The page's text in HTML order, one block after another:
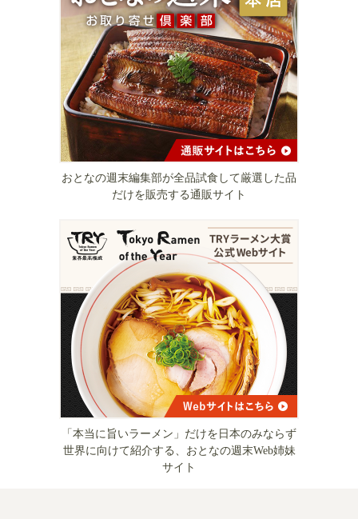
おとなの週末編集部が全品試食して厳選した品
だけを販売する通販サイト
「本当に旨いラーメン」だけを日本のみならず
世界に向けて紹介する、おとなの週末Web姉妹
サイト